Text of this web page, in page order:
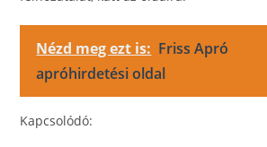
Nézd meg ezt is: Friss Apró
apróhirdetési oldal
Kapcsolódó: